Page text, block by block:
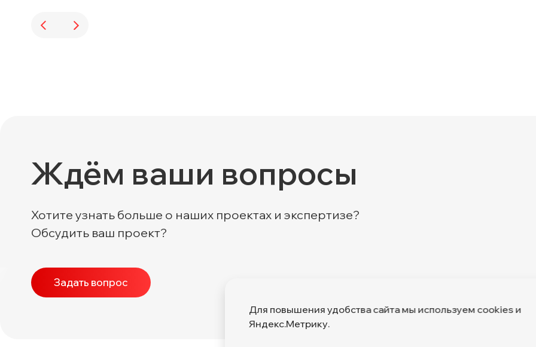
Ждём ваши вопросы
Хотите узнать больше о наших проектах и экспертизе?
Обсудить ваш проект?
Задать вопрос
Для повышения удобства сайта мы используем cookies и
Яндекс.Метрику.